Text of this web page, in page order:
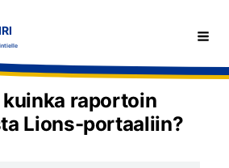
kuinka raportoin
Lions-portaaliin?